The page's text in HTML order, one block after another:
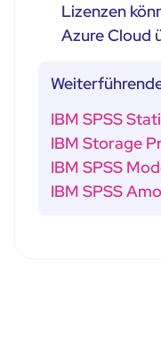
Lizenzen
Azure Cloud
IBM SPSS
IBM Storage
IBM SPSS
IBM SPSS